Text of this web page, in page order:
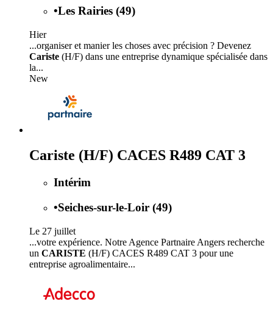
•Les Rairies (49)
Hier
...organiser et manier les choses avec précision ? Devenez
Cariste (H/F) dans une entreprise dynamique spécialisée dans
la...
New
Cariste (H/F) CACES R489 CAT 3
Intérim
•Seiches-sur-le-Loir (49)
Le 27 juillet
...votre expérience. Notre Agence Partnaire Angers recherche
un CARISTE (H/F) CACES R489 CAT 3 pour une
entreprise agroalimentaire...